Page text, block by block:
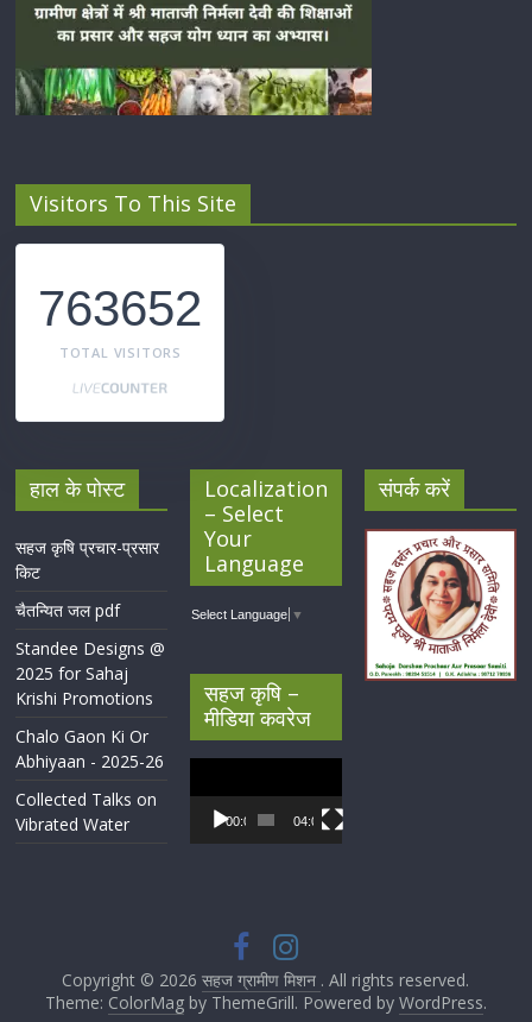
Visitors To This Site
763652
TOTAL VISITORS
हाल के पोस्ट
सहज कृषि प्रचार-प्रसार
किट
चैतन्यित जल pdf
Standee Designs @
2025 for Sahaj
Krishi Promotions
Chalo Gaon Ki Or
Abhiyaan - 2025-26
Collected Talks on
Vibrated Water
Localization
– Select
Your
Language
Select Language ▼
सहज कृषि –
मीडिया कवरेज
Player
00:00 04:07
संपर्क करें
Copyright © 2026सहज ग्रामीण मिशन . All rights reserved.
Theme: ColorMagby ThemeGrill. Powered by WordPress.